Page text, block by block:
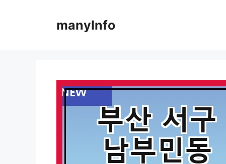
manyInfo